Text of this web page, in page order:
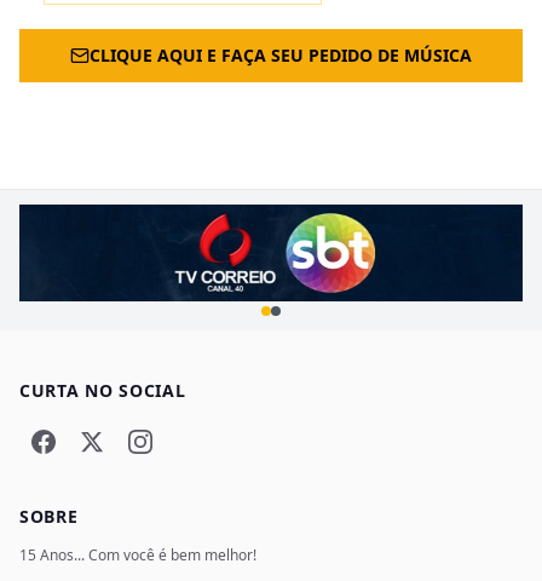
CLIQUE AQUI E FAÇA SEU PEDIDO DE MÚSICA
CURTA NO SOCIAL
SOBRE
15 Anos... Com você é bem melhor!